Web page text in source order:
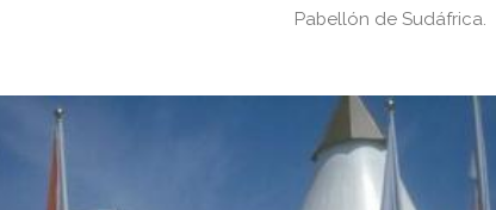
Pabellón de Sudáfrica.